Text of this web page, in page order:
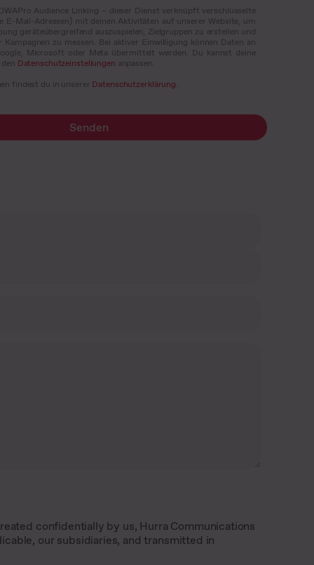
Audience Linking – dieser Dienst verknüpft verschlüsselte
E-Mail-Adressen) mit deinen Aktivitäten auf unserer Website, um
geräteübergreifend auszuspielen, Zielgruppen zu erstellen und
Kampagnen zu messen. Bei aktiver Einwilligung können Daten an
Microsoft oder Meta übermittelt werden. Du kannst deine
Datenschutzeinstellungen anpassen.
findest du in unserer Datenschutzerklärung.